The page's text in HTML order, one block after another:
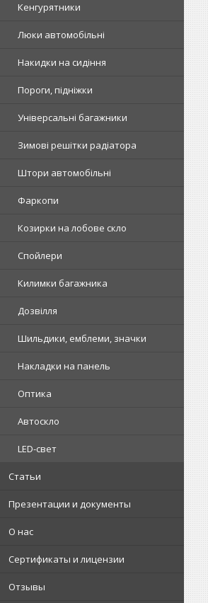
Кенгурятники
Люки автомобільні
Накидки на сидіння
Пороги, підніжки
Універсальні багажники
Зимові решітки радіатора
Штори автомобільні
Фаркопи
Козирки на лобове скло
Спойлери
Килимки багажника
Дозвілля
Шильдики, емблеми, значки
Накладки на панель
Оптика
Автоскло
LED-свет
Статьи
Презентации и документы
О нас
Сертификаты и лицензии
Отзывы